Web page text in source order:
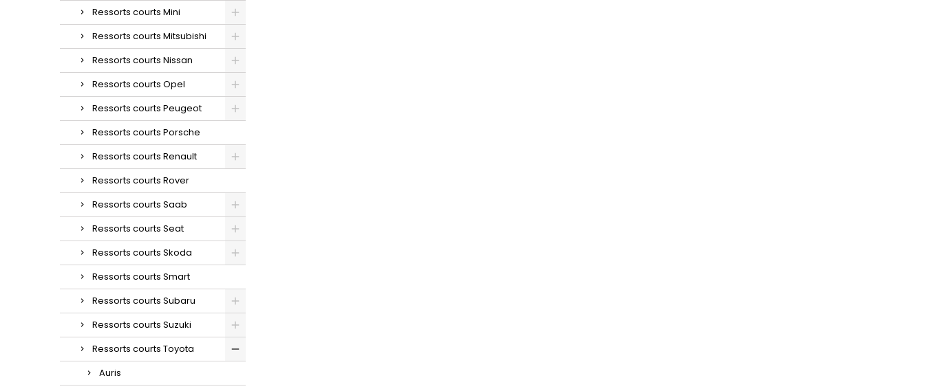
Ressorts courts Mini
Ressorts courts Mitsubishi
Ressorts courts Nissan
Ressorts courts Opel
Ressorts courts Peugeot
Ressorts courts Porsche
Ressorts courts Renault
Ressorts courts Rover
Ressorts courts Saab
Ressorts courts Seat
Ressorts courts Skoda
Ressorts courts Smart
Ressorts courts Subaru
Ressorts courts Suzuki
Ressorts courts Toyota
Auris